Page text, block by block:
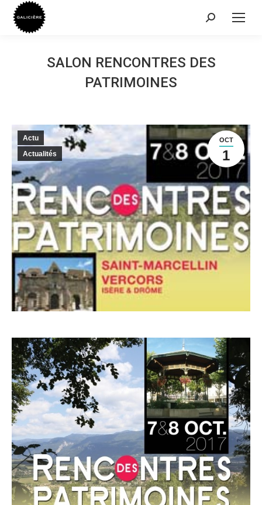
Recherche
SALON RENCONTRES DES
PATRIMOINES
OCT
1
Actu
Actualités